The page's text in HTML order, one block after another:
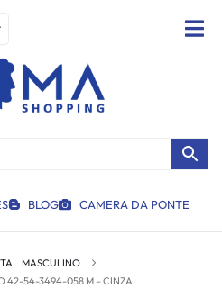
BLOG CAMERA DA PONTE
, MASCULINO
42-54-3494-058 M – CINZA